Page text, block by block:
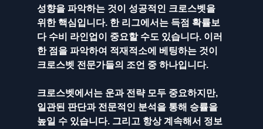
성향을 파악하는 것이 성공적인 크로스벳을
위한 핵심입니다. 한 리그에서는 득점 확률보
다 수비 라인업이 중요할 수도 있습니다. 이러
한 점을 파악하여 적재적소에 베팅하는 것이
크로스벳 전문가들의 조언 중 하나입니다.
크로스벳에서는 운과 전략 모두 중요하지만,
일관된 판단과 전문적인 분석을 통해 승률을
높일 수 있습니다. 그리고 항상 계속해서 정보